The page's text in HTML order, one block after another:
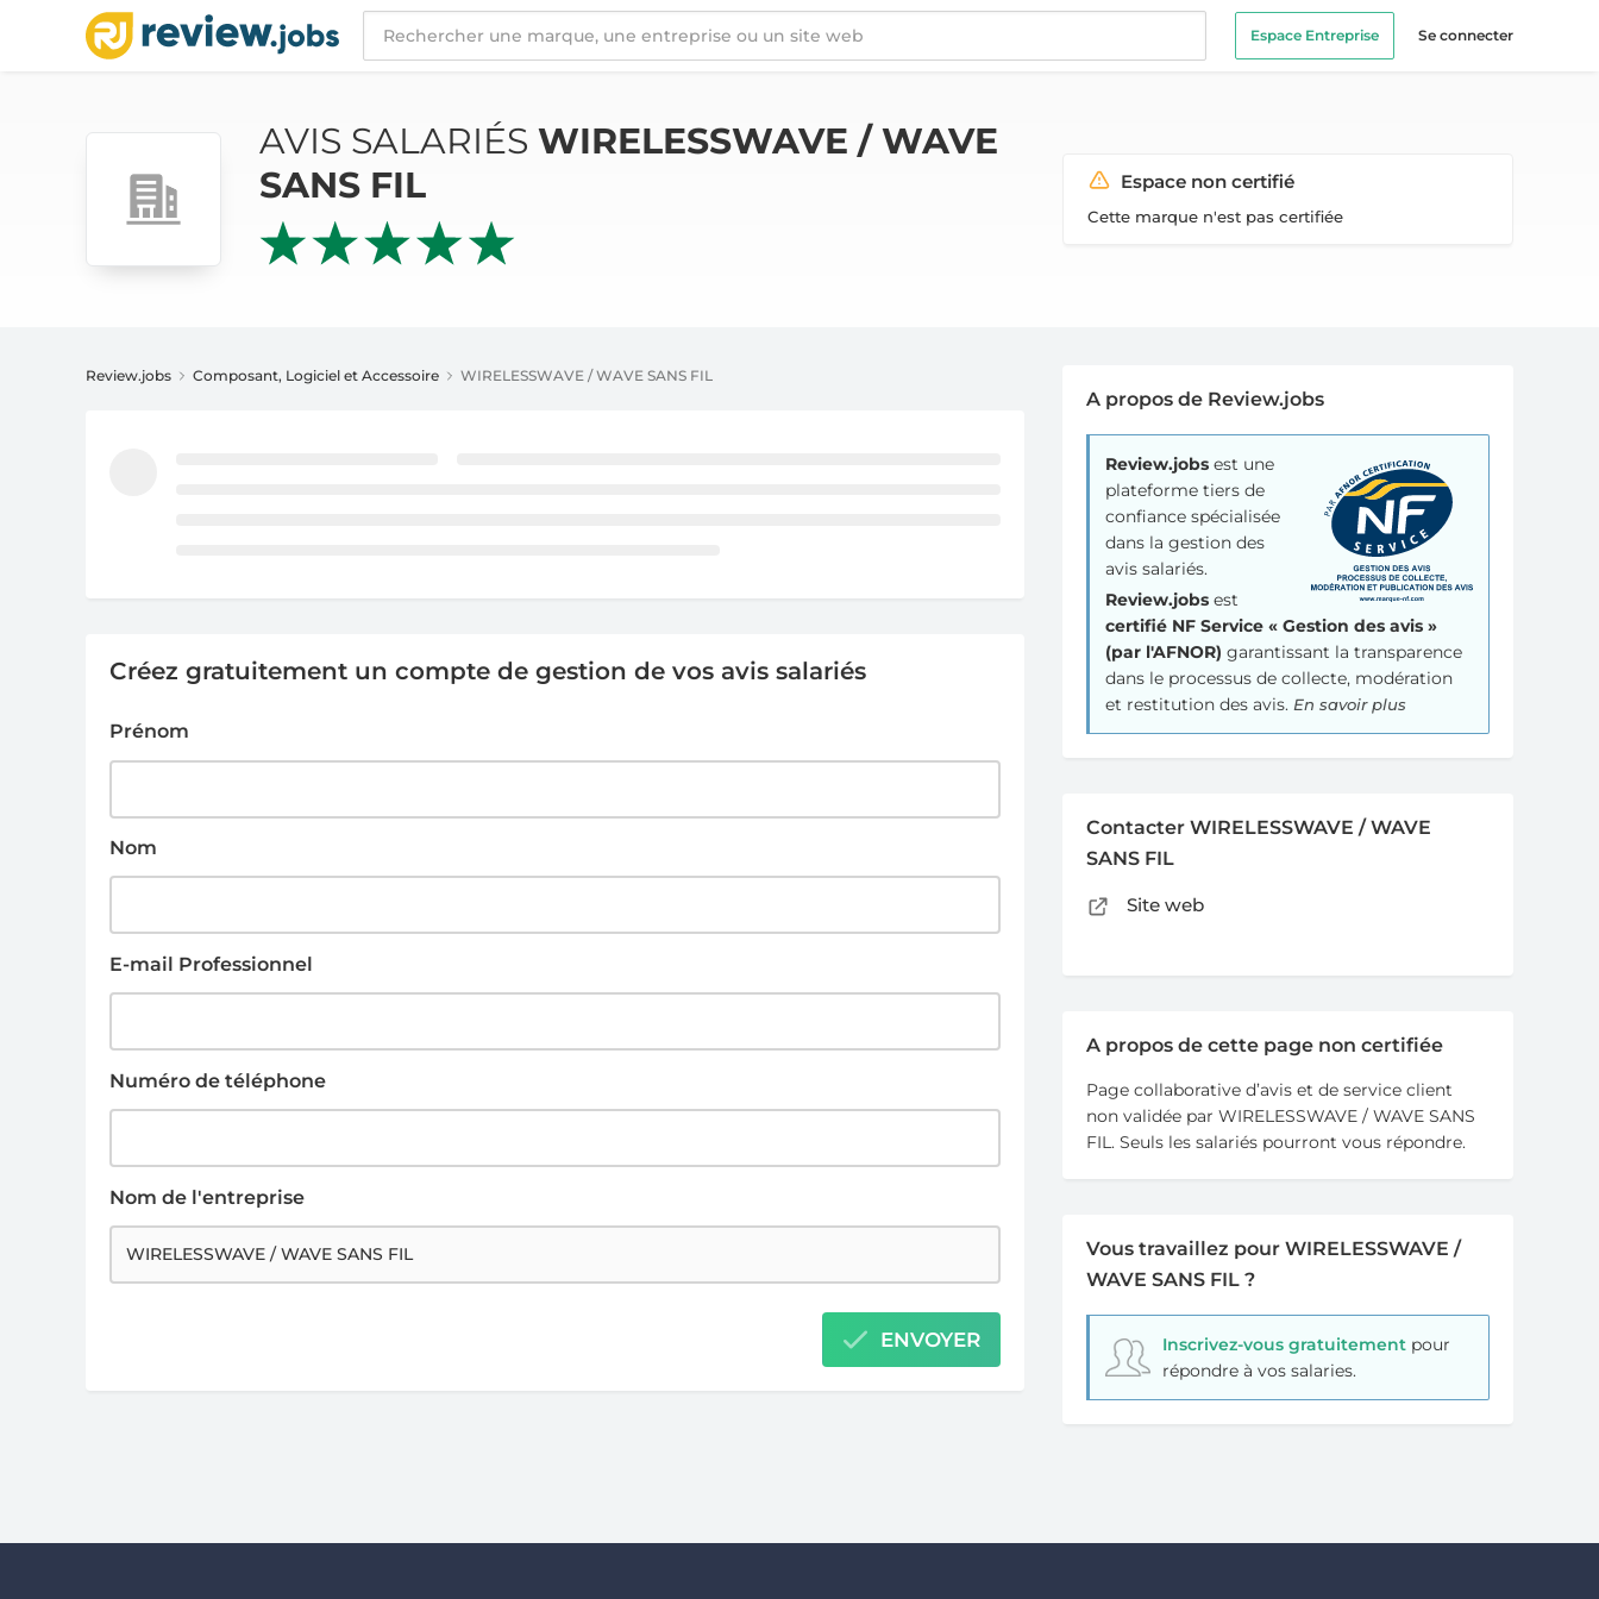
Espace Entreprise Se connecter
AVIS SALARIÉS WIRELESSWAVE / WAVE SANS FIL
AVIS SALARIÉS WIRELESSWAVE / WAVE
SANS FIL
Espace non certifié
Cette marque n'est pas certifiée
Review.jobs Composant, Logiciel et Accessoire WIRELESSWAVE / WAVE SANS FIL
Créez gratuitement un compte de gestion de vos avis salariés
Prénom
Nom
E-mail Professionnel
Numéro de téléphone
Nom de l'entreprise
ENVOYER
A propos de Review.jobs
Review.jobs est une
plateforme tiers de
confiance spécialisée
dans la gestion des
avis salariés.
Review.jobs est
certifié NF Service « Gestion des avis »
(par l'AFNOR) garantissant la transparence
dans le processus de collecte, modération
et restitution des avis.En savoir plus
Contacter WIRELESSWAVE / WAVE
SANS FIL
Site web
A propos de cette page non certifiée
Page collaborative d’avis et de service client
non validée par WIRELESSWAVE / WAVE SANS
FIL. Seuls les salariés pourront vous répondre.
Vous travaillez pour WIRELESSWAVE /
WAVE SANS FIL ?
Inscrivez-vous gratuitementpour
répondre à vos salaries.